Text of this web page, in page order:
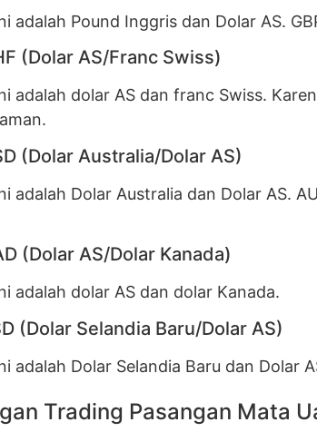
adalah Pound Inggris dan Dolar AS.
(Dolar AS/Franc Swiss)
adalah dolar AS dan franc Swiss.
(Dolar Australia/Dolar AS)
adalah Dolar Australia dan Dolar AS.
(Dolar AS/Dolar Kanada)
adalah dolar AS dan dolar Kanada.
(Dolar Selandia Baru/Dolar AS)
adalah Dolar Selandia Baru dan Dolar
Trading Pasangan Mata